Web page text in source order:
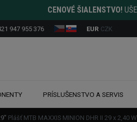
CENOVÉ ŠIALENSTVO!
947 955 376 EUR CZK
PRÍSLUŠENSTVO A SERVIS
Plášť MTB MAXXIS MINION DHR II 29 x 2,40